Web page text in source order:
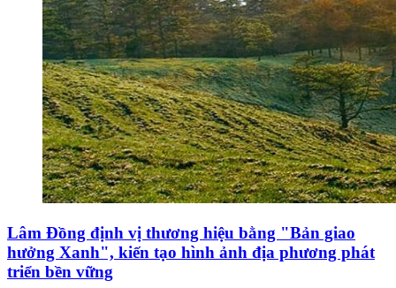
Lâm Đồng định vị thương hiệu bằng "Bản giao
hưởng Xanh", kiến tạo hình ảnh địa phương phát
triển bền vững